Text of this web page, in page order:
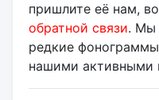
пришлите её нам,
обратной связи. Мы
редкие
нашими активными